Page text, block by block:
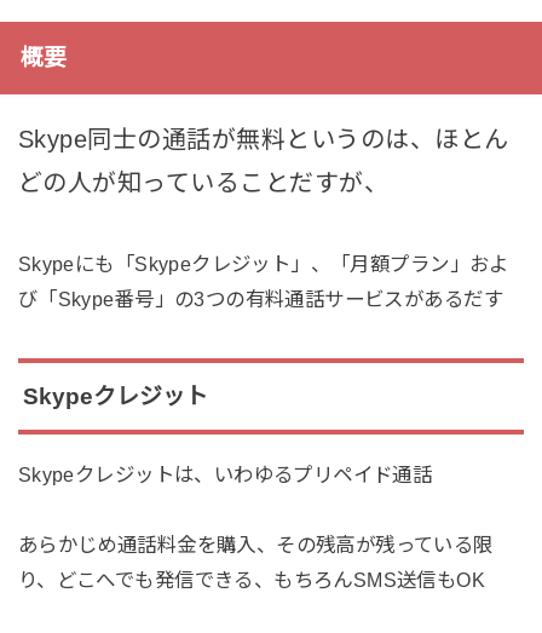
概要
Skype同士の通話が無料というのは、ほとん
どの人が知っていることだすが、
Skypeにも「Skypeクレジット」、「月額プラン」およ
び「Skype番号」の3つの有料通話サービスがあるだす
Skypeクレジット
Skypeクレジットは、いわゆるプリペイド通話
あらかじめ通話料金を購入、その残高が残っている限
り、どこへでも発信できる、もちろんSMS送信もOK